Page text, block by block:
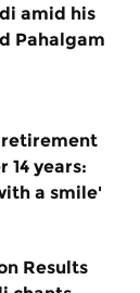
amid his
Pahalgam
retirement
14 years:
a smile'
Results